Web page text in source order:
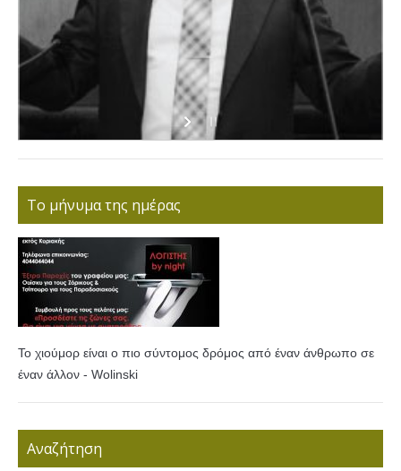
Το μήνυμα της ημέρας
Το χιούμορ είναι ο πιο σύντομος δρόμος από έναν άνθρωπο σε
έναν άλλον - Wolinski
Αναζήτηση